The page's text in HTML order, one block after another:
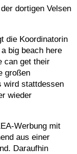
dortigen Velsen
die Koordinatorin
big beach here
can get their
großen
wird stattdessen
wieder
Werbung mit
aus einer
Daraufhin